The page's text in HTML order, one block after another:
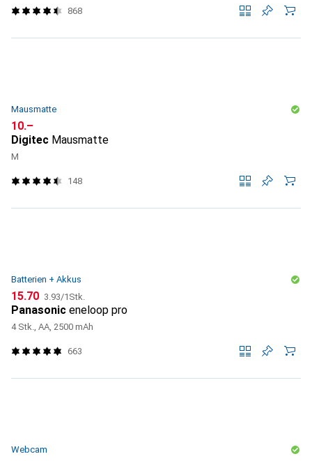
868
Mausmatte
CHF
10.–
Digitec Mausmatte
M
148
Batterien + Akkus
CHF
15.70 CHF
3.93/1Stk.
Panasonic eneloop pro
4 Stk., AA, 2500 mAh
663
Webcam